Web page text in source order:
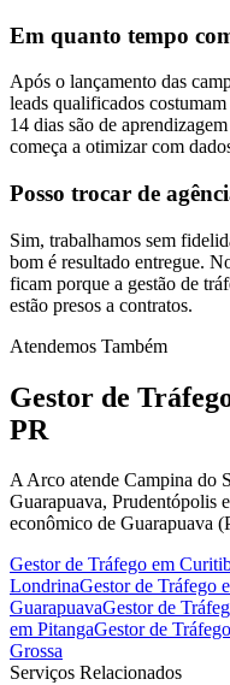
Em quanto tempo
Após o lançamento das
leads qualificados
14 dias são de
começa a otimizar com
Posso trocar de
Sim, trabalhamos sem
bom é resultado entregue.
ficam porque a gestão de
estão presos a contratos.
Atendemos Também
Gestor de
PR
A Arco atende Campina do
Guarapuava, Prudentópolis
econômico de Guarapuava
Gestor de Tráfego em
LondrinaGestor de Tráfego
GuarapuavaGestor de
em PitangaGestor de Tráfego
Grossa
Serviços Relacionados